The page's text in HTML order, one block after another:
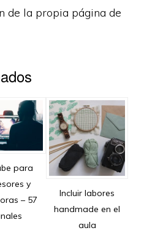
de la propia página de
para
y
– 57
Incluir labores
handmade en el
aula